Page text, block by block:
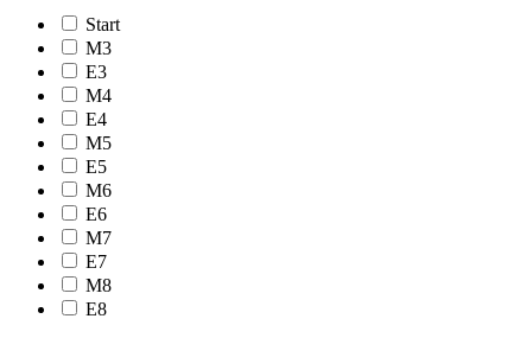
Start
M3
E3
M4
E4
M5
E5
M6
E6
M7
E7
M8
E8